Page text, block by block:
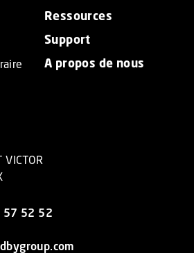
Ressources
Support
A propos de nous
VICTOR
57 52 52